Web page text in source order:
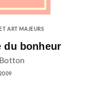
ART MAJEURS
du bonheur